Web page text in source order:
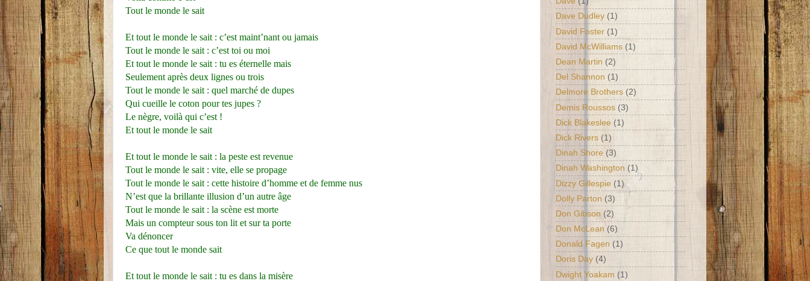
Tout le monde le sait
Et tout le monde le sait : c’est maint’nant ou jamais
Tout le monde le sait : c’est toi ou moi
Et tout le monde le sait : tu es éternelle mais
Seulement après deux lignes ou trois
Tout le monde le sait : quel marché de dupes
Qui cueille le coton pour tes jupes ?
Le nègre, voilà qui c’est !
Et tout le monde le sait
Et tout le monde le sait : la peste est revenue
Tout le monde le sait : vite, elle se propage
Tout le monde le sait : cette histoire d’homme et de femme nus
N’est que la brillante illusion d’un autre âge
Tout le monde le sait : la scène est morte
Mais un compteur sous ton lit et sur ta porte
Va dénoncer
Ce que tout le monde sait
Et tout le monde le sait : tu es dans la misère
Dave Dudley (1)
David Foster (1)
David McWilliams (1)
Dean Martin (2)
Del Shannon (1)
Delmore Brothers (2)
Demis Roussos (3)
Dick Blakeslee (1)
Dick Rivers (1)
Dinah Shore (3)
Dinah Washington (1)
Dizzy Gillespie (1)
Dolly Parton (3)
Don Gibson (2)
Don McLean (6)
Donald Fagen (1)
Doris Day (4)
Dwight Yoakam (1)